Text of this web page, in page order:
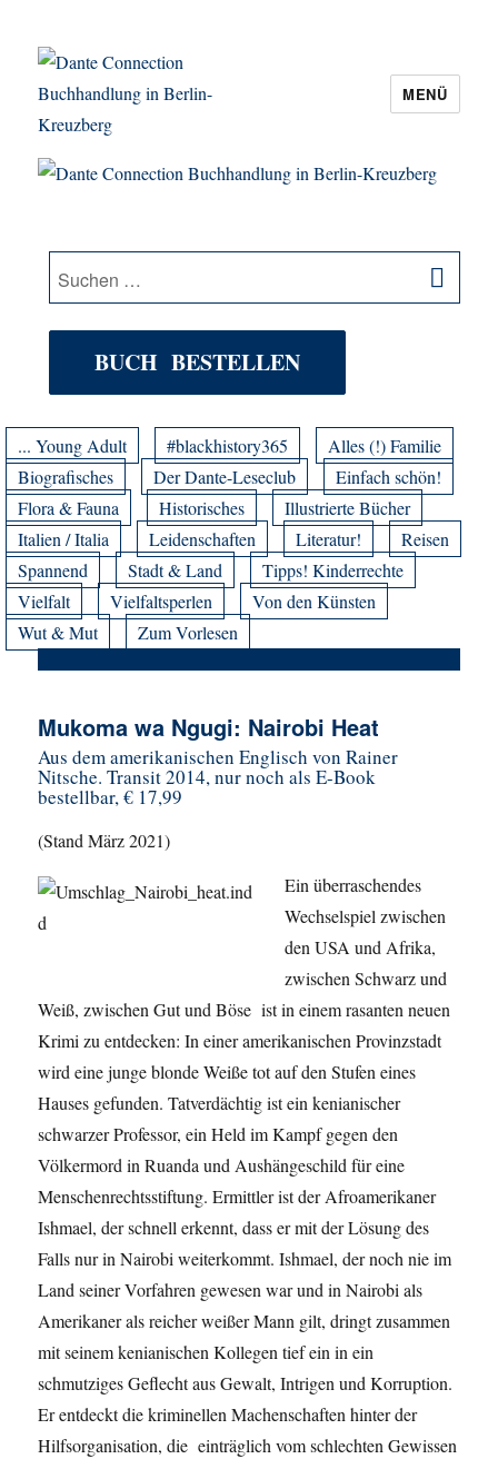
Dante Connection Buchhandlung in
MENÜ
Suche
nach:
BUCH BESTELLEN
... Young Adult #blackhistory365
Alles (!) Familie
Biografisches
Der Dante-Leseclub
Einfach schön!
Flora & Fauna
Historisches
Illustrierte Bücher
Italien / Italia
Leidenschaften Literatur!
Reisen
Spannend
Stadt & Land
Tipps! Kinderrechte
Vielfalt
Vielfaltsperlen
Von den Künsten
Wut & Mut
Zum Vorlesen
Mukoma wa Ngugi: Nairobi Heat
Aus dem amerikanischen Englisch von Rainer
Nitsche. Transit 2014, nur noch als E-Book
bestellbar, € 17,99
(Stand März 2021)
Ein überraschendes
Wechselspiel zwischen
den USA und Afrika,
zwischen Schwarz und
Weiß, zwischen Gut und Böse ist in einem rasanten neuen
Krimi zu entdecken: In einer amerikanischen Provinzstadt
wird eine junge blonde Weiße tot auf den Stufen eines
Hauses gefunden. Tatverdächtig ist ein kenianischer
schwarzer Professor, ein Held im Kampf gegen den
Völkermord in Ruanda und Aushängeschild für eine
Menschenrechtsstiftung. Ermittler ist der Afroamerikaner
Ishmael, der schnell erkennt, dass er mit der Lösung des
Falls nur in Nairobi weiterkommt. Ishmael, der noch nie im
Land seiner Vorfahren gewesen war und in Nairobi als
Amerikaner als reicher weißer Mann gilt, dringt zusammen
mit seinem kenianischen Kollegen tief ein in ein
schmutziges Geflecht aus Gewalt, Intrigen und Korruption.
Er entdeckt die kriminellen Machenschaften hinter der
Hilfsorganisation, die einträglich vom schlechten Gewissen